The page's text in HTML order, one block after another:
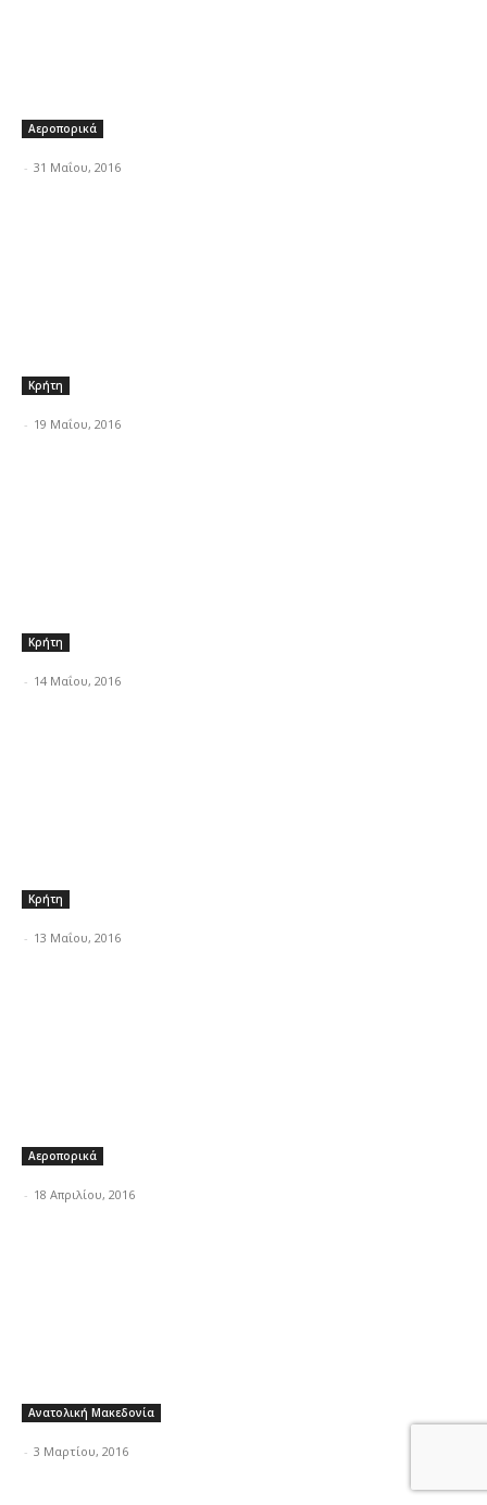
Αεροπορικά
- 31 Μαΐου, 2016
Κρήτη
- 19 Μαΐου, 2016
Κρήτη
- 14 Μαΐου, 2016
Κρήτη
- 13 Μαΐου, 2016
Αεροπορικά
- 18 Απριλίου, 2016
Ανατολική Μακεδονία
- 3 Μαρτίου, 2016